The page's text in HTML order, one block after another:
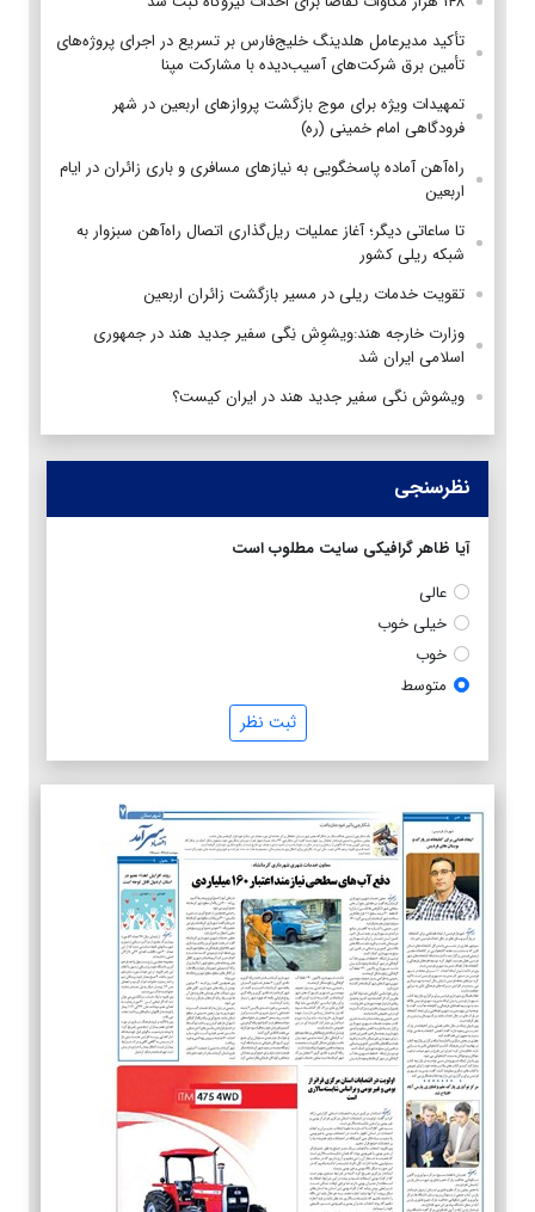
تأکید مدیرعامل هلدینگ خلیج‌فارس بر تسریع در اجرای پروژه‌های
تأمین برق شرکت‌های آسیب‌دیده با مشارکت مپنا
تمهیدات ویژه برای موج بازگشت پروازهای اربعین در شهر
فرودگاهی امام خمینی (ره)
راه‌آهن آماده پاسخگویی به نیازهای مسافری و باری زائران در ایام
اربعین
تا ساعاتی دیگر؛ آغاز عملیات ریل‌گذاری اتصال راه‌آهن سبزوار به
شبکه ریلی کشور
تقویت خدمات ریلی در مسیر بازگشت زائران اربعین
وزارت خارجه هند:ویشوِش نِگی سفیر جدید هند در جمهوری
اسلامی ایران شد
ویشوش نگی سفیر جدید هند در ایران کیست؟
نظرسنجی
آیا ظاهر گرافیکی سایت مطلوب است
عالی
خیلی خوب
خوب
متوسط
ثبت نظر